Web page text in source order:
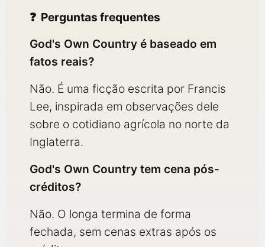
Perguntas frequentes
God's Own Country é baseado em
fatos reais?
Não. É uma ficção escrita por Francis
Lee, inspirada em observações dele
sobre o cotidiano agrícola no norte da
Inglaterra.
God's Own Country tem cena pós-
créditos?
Não. O longa termina de forma
fechada, sem cenas extras após os